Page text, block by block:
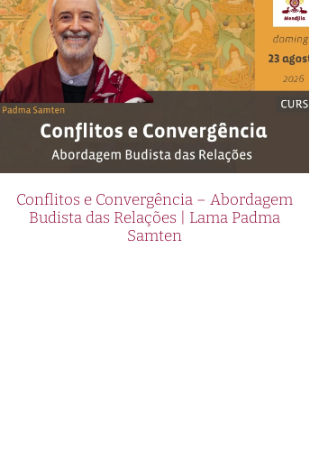
Conflitos e Convergência – Abordagem
Budista das Relações | Lama Padma
Samten